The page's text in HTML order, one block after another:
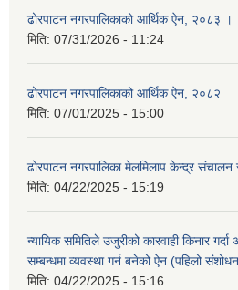
ढोरपाटन नगरपालिकाको आर्थिक ऐन, २०८३ ।
मिति: 07/31/2026 - 11:24
ढोरपाटन नगरपालिकाको आर्थिक ऐन, २०८२
मिति: 07/01/2025 - 15:00
ढोरपाटन नगरपालिका मेलमिलाप केन्द्र संचालन
मिति: 04/22/2025 - 15:19
न्यायिक समितिले उजुरीको कारवाही किनार गर्दा
सम्बन्धमा व्यवस्था गर्न बनेको ऐन (पहिलो
मिति: 04/22/2025 - 15:16